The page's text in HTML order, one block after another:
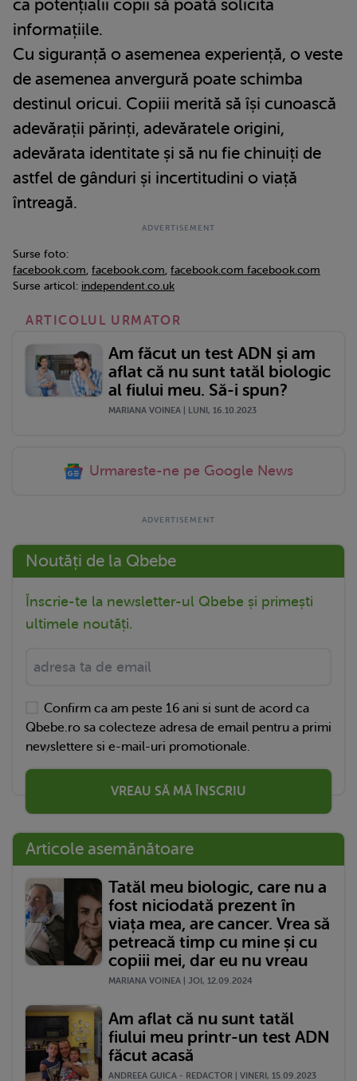
ca potențialii copii să poată solicita
informațiile.
Cu siguranță o asemenea experiență, o veste
de asemenea anvergură poate schimba
destinul oricui. Copiii merită să își cunoască
adevărații părinți, adevăratele origini,
adevărata identitate și să nu fie chinuiți de
astfel de gânduri și incertitudini o viață
întreagă.
Surse foto:
facebook.com, facebook.com, facebook.com facebook.com
Surse articol: independent.co.uk
ARTICOLUL URMATOR
Am făcut un test ADN și am
aflat că nu sunt tatăl biologic
al fiului meu. Să-i spun?
MARIANA VOINEA | LUNI, 16.10.2023
Urmareste-ne pe Google News
Noutăți de la Qbebe
Înscrie-te la newsletter-ul Qbebe și primești
ultimele noutăți.
Confirm ca am peste 16 ani si sunt de acord ca
Qbebe.ro sa colecteze adresa de email pentru a primi
newslettere si e-mail-uri promotionale.
VREAU SĂ MĂ ÎNSCRIU
Articole asemănătoare
Tatăl meu biologic, care nu a
fost niciodată prezent în
viața mea, are cancer. Vrea să
petreacă timp cu mine și cu
copiii mei, dar eu nu vreau
MARIANA VOINEA | JOI, 12.09.2024
Am aflat că nu sunt tatăl
fiului meu printr-un test ADN
făcut acasă
ANDREEA GUICA - REDACTOR | VINERI, 15.09.2023